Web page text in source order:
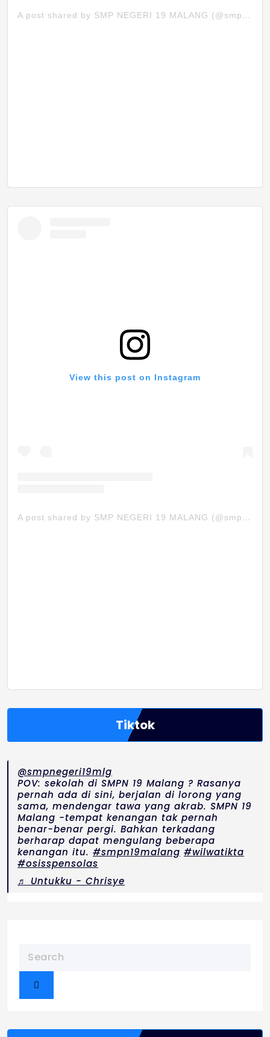
A post shared by SMP NEGERI 19 MALANG (@smpn19mlg)
View this post on Instagram
A post shared by SMP NEGERI 19 MALANG (@smpn19mlg)
Tiktok
@smpnegeri19mlg
POV: sekolah di SMPN 19 Malang ? Rasanya
pernah ada di sini, berjalan di lorong yang
sama, mendengar tawa yang akrab. SMPN 19
Malang -tempat kenangan tak pernah
benar-benar pergi. Bahkan terkadang
berharap dapat mengulang beberapa
kenangan itu. #smpn19malang #wilwatikta
#osisspensolas
♬ Untukku - Chrisye